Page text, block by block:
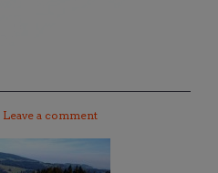
Leave a comment